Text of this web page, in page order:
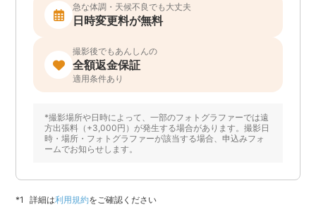
急な体調・天候不良でも大丈夫
日時変更料が無料
撮影後でもあんしんの
全額返金保証
適用条件あり
*撮影場所や日時によって、一部のフォトグラファーでは遠
方出張料（+3,000円）が発生する場合があります。撮影日
時・場所・フォトグラファーが該当する場合、申込みフォ
ームでお知らせします。
詳細は利用規約をご確認ください